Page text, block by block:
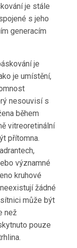
je stále
s jeho
generacím
je
je umístění,
nesouvisí s
během
vitreoretinální
přítomna.
významné
kruhové
žádné
může být
než
pouze